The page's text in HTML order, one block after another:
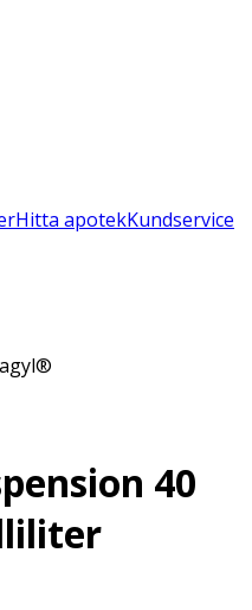
Hitta apotekKundservice
40